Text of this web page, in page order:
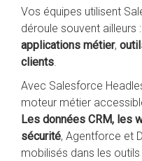
Vos équipes utilisent
déroule souvent ailleurs :
applications métier,
clients.
Avec Salesforce
moteur métier
Les données CRM, les
sécurité, Agentforce et
mobilisés dans les